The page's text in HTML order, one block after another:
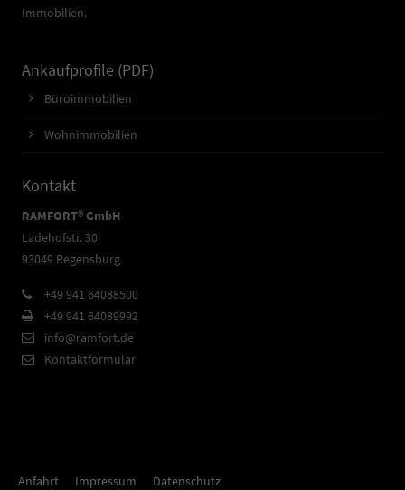
Immobilien.
Ankaufprofile (PDF)
Büroimmobilien
Wohnimmobilien
Kontakt
RAMFORT® GmbH
Ladehofstr. 30
93049 Regensburg
+49 941 64088500
+49 941 64089992
info@ramfort.de
Kontaktformular
Anfahrt Impressum Datenschutz